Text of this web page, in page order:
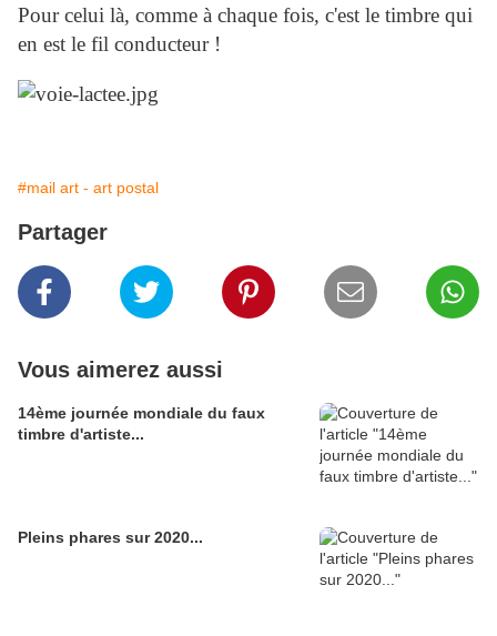
Pour celui là, comme à chaque fois, c'est le timbre qui
en est le fil conducteur !
#mail art - art postal
Partager
Vous aimerez aussi
14ème journée mondiale du faux
timbre d'artiste...
Pleins phares sur 2020...